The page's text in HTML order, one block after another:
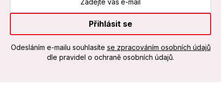
Přihlásit se
Odesláním e-mailu souhlasíte se zpracováním osobních údajů
dle pravidel o ochraně osobních údajů.